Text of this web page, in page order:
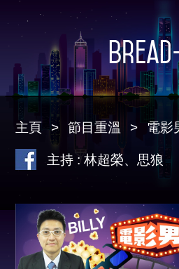
主頁 節目重溫 電影
主持 : 林超榮、思狼